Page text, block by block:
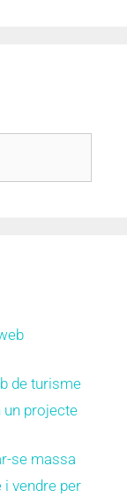
de turisme
un projecte
se massa
vendre per